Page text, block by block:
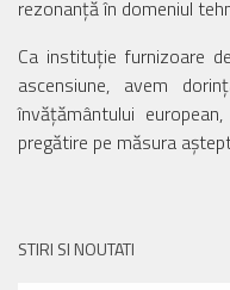
rezonanță în domeniul
Ca instituție furnizoare
ascensiune, avem
învățământului
pregătire pe măsura
STIRI SI NOUTATI